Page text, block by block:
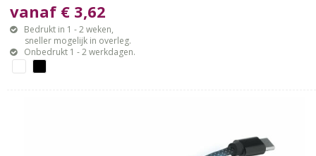
vanaf € 3,62
Bedrukt in 1 - 2 weken,
sneller mogelijk in overleg.
Onbedrukt 1 - 2 werkdagen.